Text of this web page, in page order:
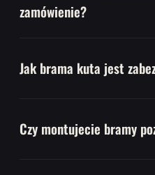
zamówienie?
Jak brama kuta jest
Czy montujecie bramy